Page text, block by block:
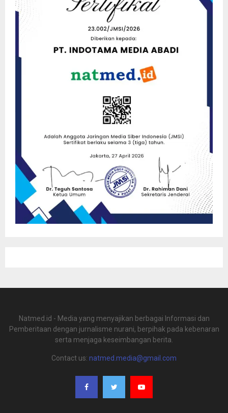
Natmed.id - Media yang menyajikan berbagai Informasi dan
Pemberitaan dengan jurnalisme nurani, berpihak pada kebenaran
serta menjaga keseimbangan berita.
Contact us: natmed.media@gmail.com